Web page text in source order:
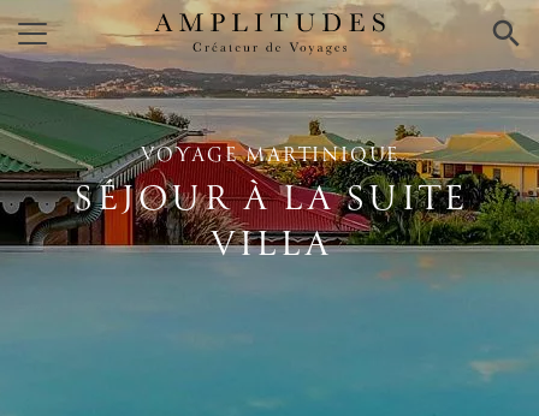
×
VOYAGE MARTINIQUE
SÉJOUR À LA SUITE
VILLA